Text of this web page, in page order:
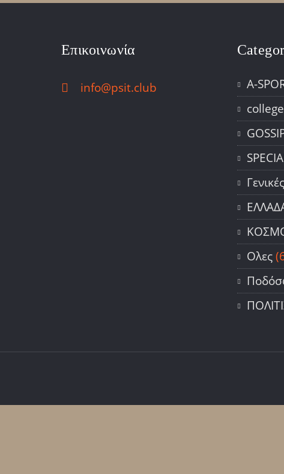
Επικοινωνία
info@psit.club A-
Ολες